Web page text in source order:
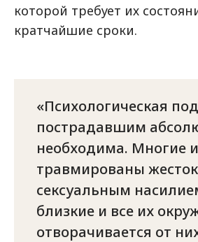
которой требует их
кратчайшие сроки.
Психологическая
пострадавшим
необходима. Многие
травмированы
сексуальным
близкие и все их
отворачивается от